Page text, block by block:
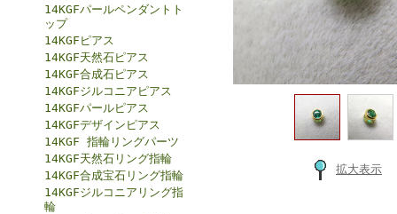
14KGFパールペンダントト
ップ
14KGFピアス
14KGF天然石ピアス
14KGF合成石ピアス
14KGFジルコニアピアス
14KGFパールピアス
14KGFデザインピアス
14KGF 指輪リングパーツ
14KGF天然石リング指輪
14KGF合成宝石リング指輪
14KGFジルコニアリング指
輪
拡大表示